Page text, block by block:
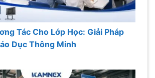
Tác Cho Lớp Học: Giải Pháp
Dục Thông Minh